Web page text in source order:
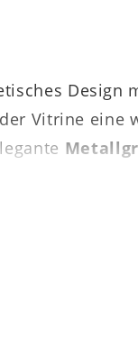
Design
Vitrine eine